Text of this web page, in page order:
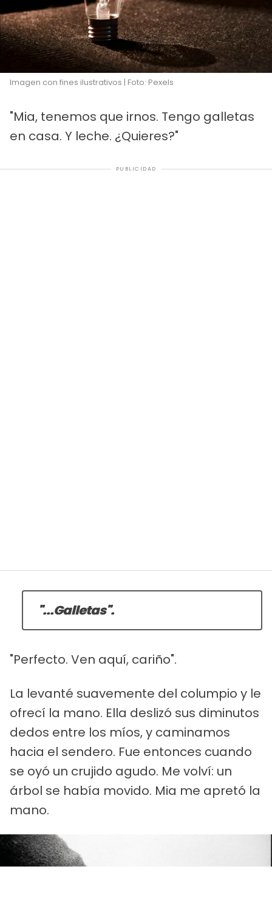
Imagen con fines ilustrativos | Foto: Pexels
"Mia, tenemos que irnos. Tengo galletas
en casa. Y leche. ¿Quieres?"
PUBLICIDAD
"...Galletas".
"Perfecto. Ven aquí, cariño".
La levanté suavemente del columpio y le
ofrecí la mano. Ella deslizó sus diminutos
dedos entre los míos, y caminamos
hacia el sendero. Fue entonces cuando
se oyó un crujido agudo. Me volví: un
árbol se había movido. Mia me apretó la
mano.